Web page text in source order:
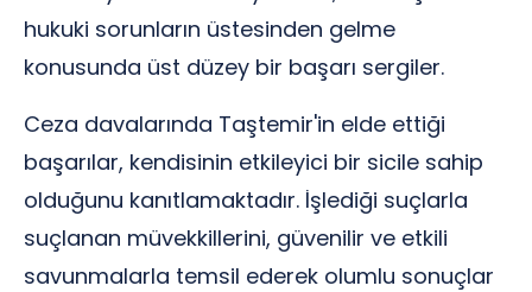
hukuki sorunların üstesinden gelme
konusunda üst düzey bir başarı sergiler.
Ceza davalarında Taştemir'in elde ettiği
başarılar, kendisinin etkileyici bir sicile sahip
olduğunu kanıtlamaktadır. İşlediği suçlarla
suçlanan müvekkillerini, güvenilir ve etkili
savunmalarla temsil ederek olumlu sonuçlar